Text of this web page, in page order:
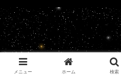
メニュー ホーム 検索